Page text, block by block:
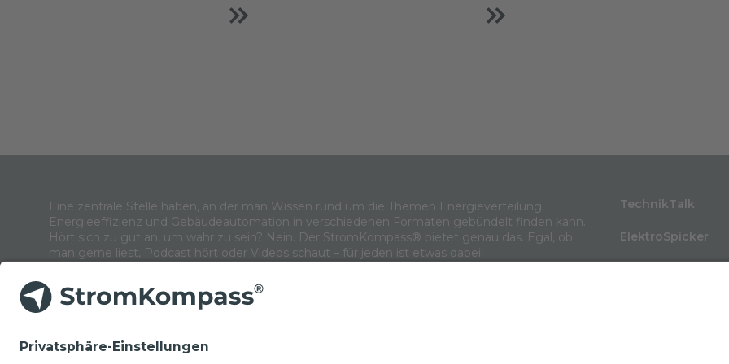
Eine zentrale Stelle haben, an der man Wissen rund um die Themen Energieverteilung,
Energieeffizienz und Gebäudeautomation in verschiedenen Formaten gebündelt finden kann.
Hört sich zu gut an, um wahr zu sein? Nein. Der StromKompass® bietet genau das. Egal, ob
man gerne liest, Podcast hört oder Videos schaut – für jeden ist etwas dabei!
TechnikTalk
ElektroSpicker